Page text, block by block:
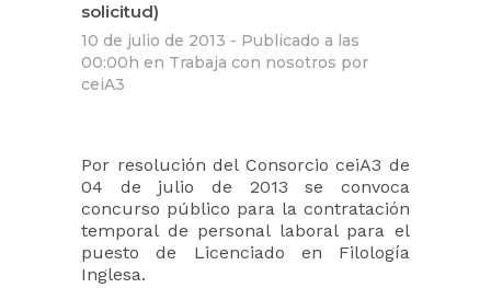
solicitud)
10 de julio de 2013 - Publicado a las
00:00h en Trabaja con nosotros por
ceiA3
Por resolución del Consorcio ceiA3 de
04 de julio de 2013 se convoca
concurso público para la contratación
temporal de personal laboral para el
puesto de Licenciado en Filología
Inglesa.